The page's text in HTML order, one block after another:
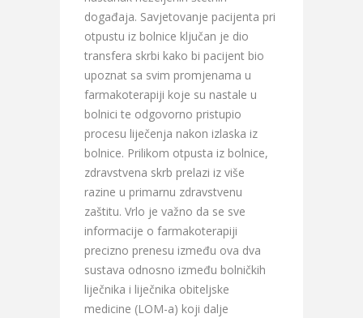
događaja. Savjetovanje pacijenta pri
otpustu iz bolnice ključan je dio
transfera skrbi kako bi pacijent bio
upoznat sa svim promjenama u
farmakoterapiji koje su nastale u
bolnici te odgovorno pristupio
procesu liječenja nakon izlaska iz
bolnice. Prilikom otpusta iz bolnice,
zdravstvena skrb prelazi iz više
razine u primarnu zdravstvenu
zaštitu. Vrlo je važno da se sve
informacije o farmakoterapiji
precizno prenesu između ova dva
sustava odnosno između bolničkih
liječnika i liječnika obiteljske
medicine (LOM-a) koji dalje